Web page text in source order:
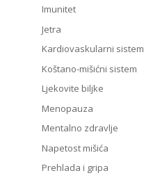
Imunitet
Jetra
Kardiovaskularni sistem
Koštano-mišićni sistem
Ljekovite biljke
Menopauza
Mentalno zdravlje
Napetost mišića
Prehlada i gripa